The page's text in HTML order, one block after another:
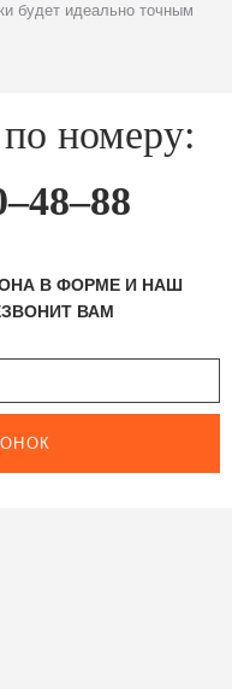
будет идеально точным
номеру:
В ФОРМЕ И НАШ
ВАМ